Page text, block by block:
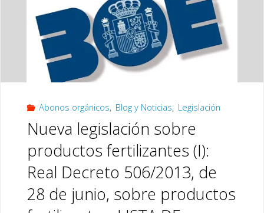
Palmero
Palmero"
productos
fertilizantes
(II):
Real
Decreto
506/2013,
de
Abonos orgánicos, Blog y Noticias, Legislación
Nueva legislación sobre
productos fertilizantes (I):
Real Decreto 506/2013, de
28 de junio, sobre productos